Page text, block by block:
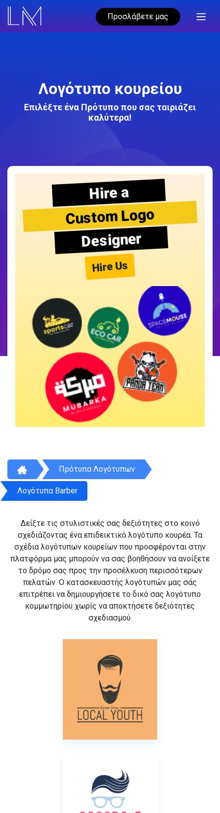
Προσλάβετε μας
Λογότυπο κουρείου
Επιλέξτε ένα Πρότυπο που σας ταιριάζει
καλύτερα!
Hire a
Custom Logo
Designer
Hire Us
Πρότυπα Λογότυπων
Λογότυπα Barber
Δείξτε τις στυλιστικές σας δεξιότητες στο κοινό
σχεδιάζοντας ένα επιδεικτικό λογότυπο κουρέα. Τα
σχέδια λογότυπων κουρείων που προσφέρονται στην
πλατφόρμα μας μπορούν να σας βοηθήσουν να ανοίξετε
το δρόμο σας προς την προσέλκυση περισσότερων
πελατών. Ο κατασκευαστής λογότυπών μας σάς
επιτρέπει να δημιουργήσετε το δικό σας λογότυπο
κομμωτηρίου χωρίς να αποκτήσετε δεξιότητες
σχεδιασμού.